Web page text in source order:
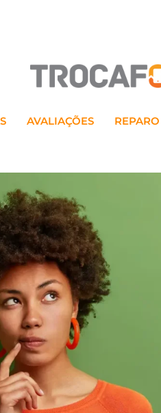
AVALIAÇÕES REPARO